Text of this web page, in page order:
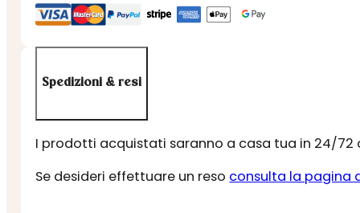
Spedizioni & resi
I prodotti acquistati saranno a casa tua in 24/72
Se desideri effettuare un reso consulta la pagina